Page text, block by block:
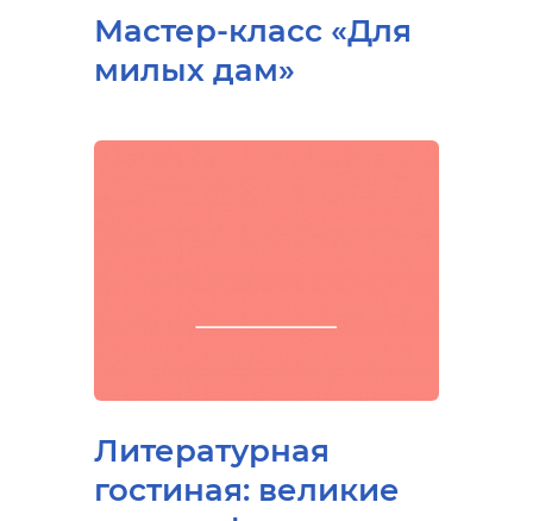
Мастер-класс «Для
милых дам»
Литературная
гостиная: великие